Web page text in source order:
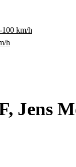
km/h
h
Jens